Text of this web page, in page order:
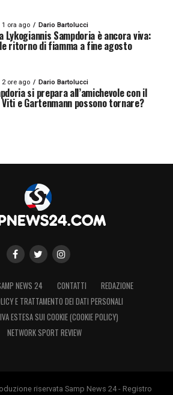
1 ora ago Dario Bartolucci
Lykogiannis Sampdoria è ancora viva:
ritorno di fiamma a fine agosto
2 ore ago Dario Bartolucci
si prepara all’amichevole con il
Viti e Gartenmann possono tornare?
NEWS 24 CONTATTI
REDAZIONE
E TRATTAMENTO DEI DATI PERSONALI
ESTESA SUI COOKIE (COOKIE POLICY)
NETWORK SPORT REVIEW
riservata Samp News 24 - Registro